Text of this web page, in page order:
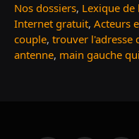
Nos dossiers, Lexique
Internet gratuit, Acteurs
couple, trouver l'adresse
antenne, main gauche